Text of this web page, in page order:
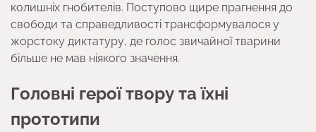
колишніх гнобителів. Поступово щире прагнення до
свободи та справедливості трансформувалося у
жорстоку диктатуру, де голос звичайної тварини
більше не мав ніякого значення.
Головні герої твору та їхні
прототипи